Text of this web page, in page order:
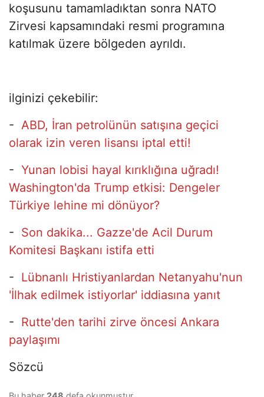
koşusunu tamamladıktan sonra NATO
Zirvesi kapsamındaki resmi programına
katılmak üzere bölgeden ayrıldı.
ilginizi çekebilir:
- ABD, İran petrolünün satışına geçici
olarak izin veren lisansı iptal etti!
- Yunan lobisi hayal kırıklığına uğradı!
Washington'da Trump etkisi: Dengeler
Türkiye lehine mi dönüyor?
- Son dakika... Gazze'de Acil Durum
Komitesi Başkanı istifa etti
- Lübnanlı Hristiyanlardan Netanyahu'nun
'İlhak edilmek istiyorlar' iddiasına yanıt
- Rutte'den tarihi zirve öncesi Ankara
paylaşımı
Sözcü